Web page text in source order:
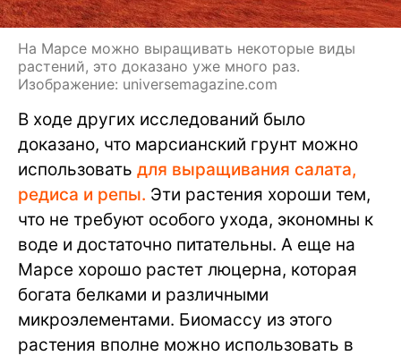
На Марсе можно выращивать некоторые виды
растений, это доказано уже много раз.
Изображение: universemagazine.com
В ходе других исследований было
доказано, что марсианский грунт можно
использовать для выращивания салата,
редиса и репы. Эти растения хороши тем,
что не требуют особого ухода, экономны к
воде и достаточно питательны. А еще на
Марсе хорошо растет люцерна, которая
богата белками и различными
микроэлементами. Биомассу из этого
растения вполне можно использовать в